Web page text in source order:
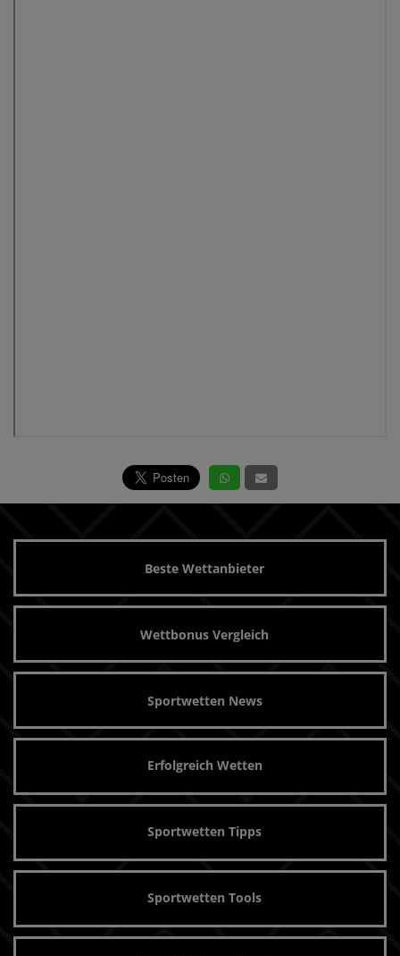
Beste Wettanbieter
Wettbonus Vergleich
Sportwetten News
Erfolgreich Wetten
Sportwetten Tipps
Sportwetten Tools